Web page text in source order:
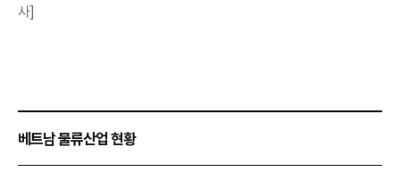
사]
베트남 물류산업 현황